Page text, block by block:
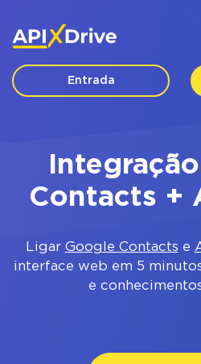
Entrada
Contacts +
Ligar Google Contacts e
interface web em 5
e